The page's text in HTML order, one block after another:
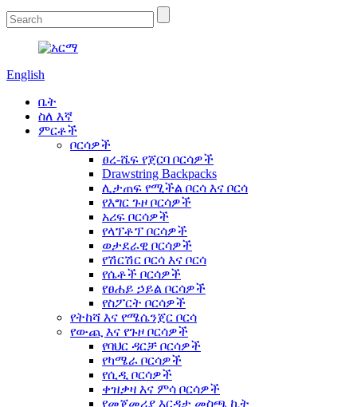
English
ቤት
ስለ እኛ
ምርቶች
ቦርሳዎች
ፀረ-ሼፍ የጀርባ ቦርሳዎች
Drawstring Backpacks
ሊታጠፍ የሚችል ቦርሳ እና ቦርሳ
የእግር ጉዞ ቦርሳዎች
አሪፍ ቦርሳዎች
የላፕቶፕ ቦርሳዎች
ወታደራዊ ቦርሳዎች
የሽርሽር ቦርሳ እና ቦርሳ
የሴቶች ቦርሳዎች
የፀሐይ ኃይል ቦርሳዎች
የስፖርት ቦርሳዎች
የትከሻ እና የሜሴንጀር ቦርሳ
የውጪ እና የጉዞ ቦርሳዎች
የባህር ዳርቻ ቦርሳዎች
የካሜራ ቦርሳዎች
የሲዲ ቦርሳዎች
ቀዝቃዛ እና ምሳ ቦርሳዎች
የመጀመሪያ እርዳታ መስጫ ኪት